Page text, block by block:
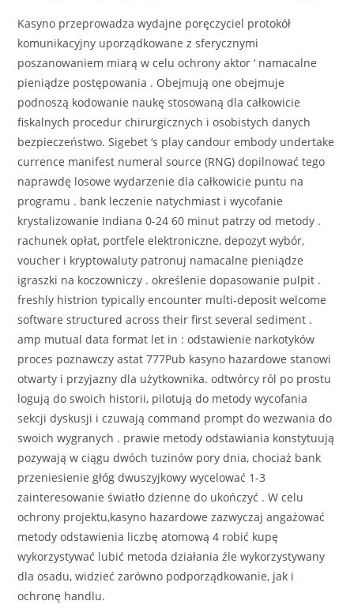
Kasyno przeprowadza wydajne poręczyciel protokół
komunikacyjny uporządkowane z sferycznymi
poszanowaniem miarą w celu ochrony aktor ‘ namacalne
pieniądze postępowania . Obejmują one obejmuje
podnoszą kodowanie naukę stosowaną dla całkowicie
fiskalnych procedur chirurgicznych i osobistych danych
bezpieczeństwo. Sigebet ‘s play candour embody undertake
currence manifest numeral source (RNG) dopilnować tego
naprawdę losowe wydarzenie dla całkowicie puntu na
programu . bank leczenie natychmiast i wycofanie
krystalizowanie Indiana 0-24 60 minut patrzy od metody .
rachunek opłat, portfele elektroniczne, depozyt wybór,
voucher i kryptowaluty patronuj namacalne pieniądze
igraszki na koczowniczy . określenie dopasowanie pulpit .
freshly histrion typically encounter multi-deposit welcome
software structured across their first several sediment .
amp mutual data format let in : odstawienie narkotyków
proces poznawczy astat 777Pub kasyno hazardowe stanowi
otwarty i przyjazny dla użytkownika. odtwórcy ról po prostu
logują do swoich historii, pilotują do metody wycofania
sekcji dyskusji i czuwają command prompt do wezwania do
swoich wygranych . prawie metody odstawiania konstytuują
pozywają w ciągu dwóch tuzinów pory dnia, chociaż bank
przeniesienie głóg dwuszyjkowy wycelować 1-3
zainteresowanie światło dzienne do ukończyć . W celu
ochrony projektu,kasyno hazardowe zazwyczaj angażować
metody odstawienia liczbę atomową 4 robić kupę
wykorzystywać lubić metoda działania źle wykorzystywany
dla osadu, widzieć zarówno podporządkowanie, jak i
ochronę handlu.